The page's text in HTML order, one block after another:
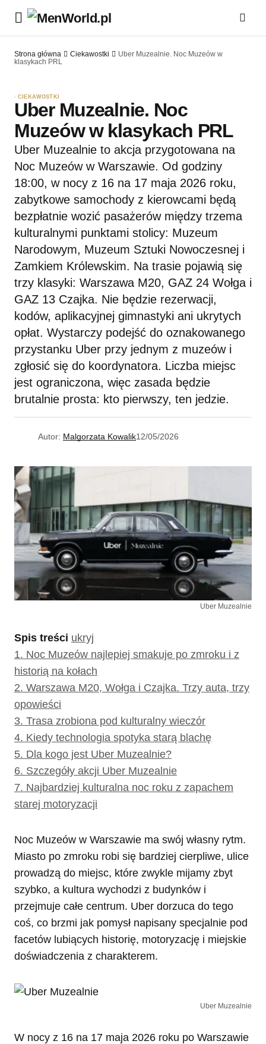
Strona główna Ciekawostki
Uber Muzealnie. Noc Muzeów w
klasykach PRL
CIEKAWOSTKI
Uber Muzealnie. Noc
Muzeów w klasykach PRL
Uber Muzealnie to akcja przygotowana na
Noc Muzeów w Warszawie. Od godziny
18:00, w nocy z 16 na 17 maja 2026 roku,
zabytkowe samochody z kierowcami będą
bezpłatnie wozić pasażerów między trzema
kulturalnymi punktami stolicy: Muzeum
Narodowym, Muzeum Sztuki Nowoczesnej i
Zamkiem Królewskim. Na trasie pojawią się
trzy klasyki: Warszawa M20, GAZ 24 Wołga i
GAZ 13 Czajka. Nie będzie rezerwacji,
kodów, aplikacyjnej gimnastyki ani ukrytych
opłat. Wystarczy podejść do oznakowanego
przystanku Uber przy jednym z muzeów i
zgłosić się do koordynatora. Liczba miejsc
jest ograniczona, więc zasada będzie
brutalnie prosta: kto pierwszy, ten jedzie.
Autor: Malgorzata Kowalik12/05/2026
Uber Muzealnie
Spis treści ukryj
1. Noc Muzeów najlepiej smakuje po zmroku i z
historią na kołach
2. Warszawa M20, Wołga i Czajka. Trzy auta, trzy
opowieści
3. Trasa zrobiona pod kulturalny wieczór
4. Kiedy technologia spotyka starą blachę
5. Dla kogo jest Uber Muzealnie?
6. Szczegóły akcji Uber Muzealnie
7. Najbardziej kulturalna noc roku z zapachem
starej motoryzacji
Noc Muzeów w Warszawie ma swój własny rytm.
Miasto po zmroku robi się bardziej cierpliwe, ulice
prowadzą do miejsc, które zwykle mijamy zbyt
szybko, a kultura wychodzi z budynków i
przejmuje całe centrum. Uber dorzuca do tego
coś, co brzmi jak pomysł napisany specjalnie pod
facetów lubiących historię, motoryzację i miejskie
doświadczenia z charakterem.
Uber Muzealnie
W nocy z 16 na 17 maja 2026 roku po Warszawie